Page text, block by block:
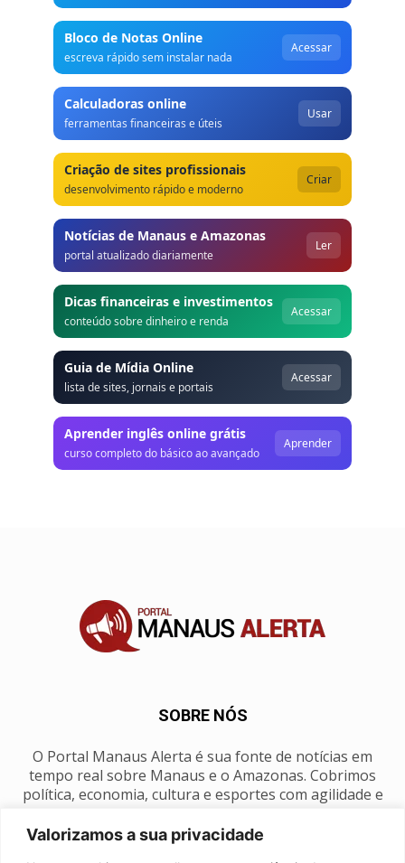
Valorizamos a sua privacidade
Bloco de Notas Online
escreva rápido sem instalar nada
Acessar
Calculadoras online
ferramentas financeiras e úteis
Usar
Criação de sites profissionais
desenvolvimento rápido e moderno
Criar
Notícias de Manaus e Amazonas
portal atualizado diariamente
Ler
Dicas financeiras e investimentos
conteúdo sobre dinheiro e renda
Acessar
Guia de Mídia Online
lista de sites, jornais e portais
Acessar
Aprender inglês online grátis
curso completo do básico ao avançado
Aprender
SOBRE NÓS
O Portal Manaus Alerta é sua fonte de notícias em
tempo real sobre Manaus e o Amazonas. Cobrimos
política, economia, cultura e esportes com agilidade e